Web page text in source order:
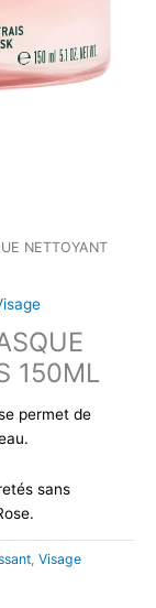
NETTOYANT
150ML
permet de
sans
, Visage